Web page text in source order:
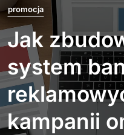
promocja
Jak
system
kampanii